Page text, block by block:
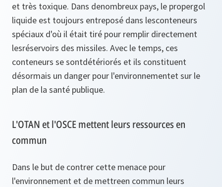
et très toxique. Dans denombreux pays, le propergol
liquide est toujours entreposé dans lesconteneurs
spéciaux d'où il était tiré pour remplir directement
lesréservoirs des missiles. Avec le temps, ces
conteneurs se sontdétériorés et ils constituent
désormais un danger pour l'environnementet sur le
plan de la santé publique.
L'OTAN et l'OSCE mettent leurs ressources en
commun
Dans le but de contrer cette menace pour
l'environnement et de mettreen commun leurs